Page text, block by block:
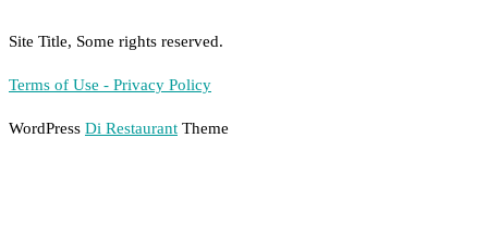
Site Title, Some rights reserved.
Terms of Use - Privacy Policy
WordPress Di Restaurant Theme